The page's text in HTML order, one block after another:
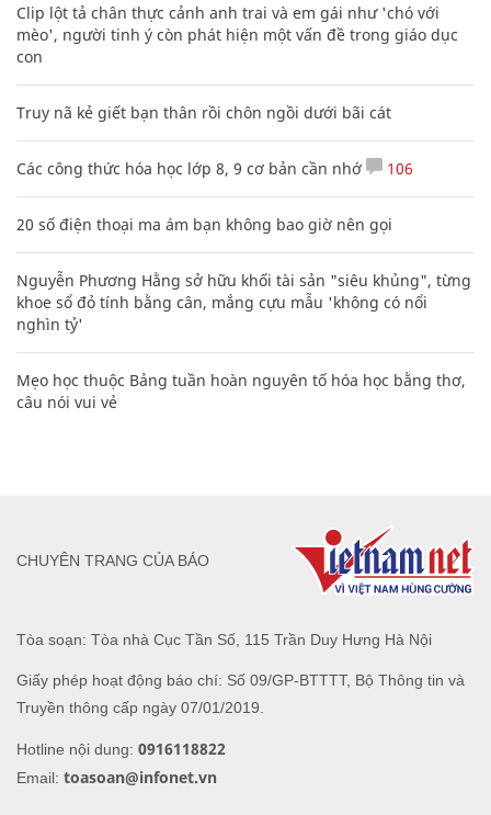
Clip lột tả chân thực cảnh anh trai và em gái như 'chó với
mèo', người tinh ý còn phát hiện một vấn đề trong giáo dục
con
Truy nã kẻ giết bạn thân rồi chôn ngồi dưới bãi cát
Các công thức hóa học lớp 8, 9 cơ bản cần nhớ 106
20 số điện thoại ma ám bạn không bao giờ nên gọi
Nguyễn Phương Hằng sở hữu khối tài sản "siêu khủng", từng
khoe sổ đỏ tính bằng cân, mắng cựu mẫu 'không có nổi
nghìn tỷ'
Mẹo học thuộc Bảng tuần hoàn nguyên tố hóa học bằng thơ,
câu nói vui vẻ
Tòa soạn: Tòa nhà Cục Tần Số, 115 Trần Duy Hưng Hà Nội
Giấy phép hoạt động báo chí: Số 09/GP-BTTTT, Bộ Thông tin và
Truyền thông cấp ngày 07/01/2019.
Hotline nội dung: 0916118822
Email: toasoan@infonet.vn
CHUYÊN TRANG CỦA BÁO